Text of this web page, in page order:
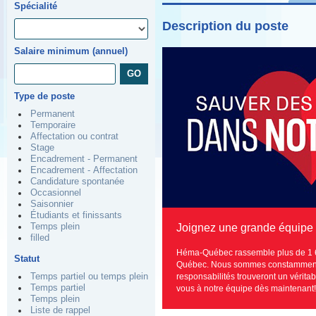
Spécialité
Salaire minimum (annuel)
Type de poste
Permanent
Temporaire
Affectation ou contrat
Stage
Encadrement - Permanent
Encadrement - Affectation
Candidature spontanée
Occasionnel
Saisonnier
Étudiants et finissants
Temps plein
filled
Statut
Temps partiel ou temps plein
Temps partiel
Temps plein
Liste de rappel
Description du poste
Joignez une grande
Héma-Québec rassemble plus de
Québec. Nous sommes
responsabilités trouveront un
vous à notre équipe dès maintenant!